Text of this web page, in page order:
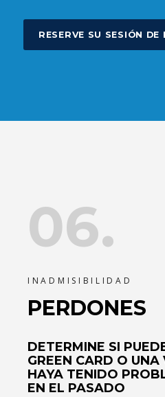
RESERVE SU SESIÓN
06.
INADMISIBILIDAD
PERDONES
DETERMINE SI
GREEN CARD O UNA
HAYA TENIDO
EN EL PASADO